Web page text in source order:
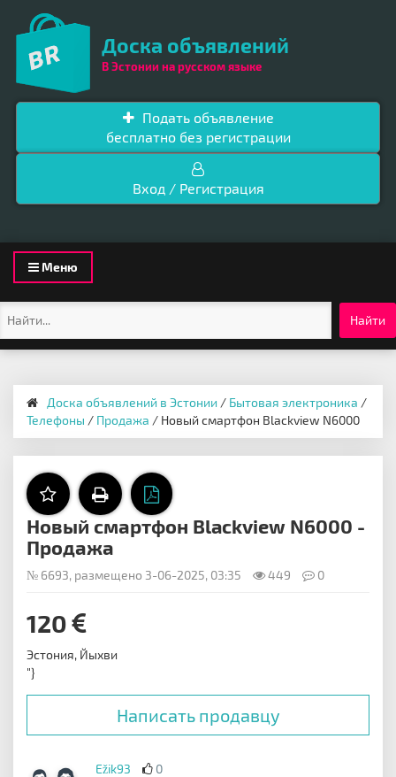
Доска объявлений
В Эстонии на русском языке
Подать объявление
бесплатно без регистрации
Вход / Регистрация
Toggle
navigation
Меню
Найти
Доска объявлений в Эстонии / Бытовая электроника /
Телефоны / Продажа / Новый смартфон Blackview N6000
Новый смартфон Blackview N6000 -
Продажа
№ 6693, размещено 3-06-2025, 03:35 449 0
120
Эстония, Йыхви
"}
Написать продавцу
Ežik93
0